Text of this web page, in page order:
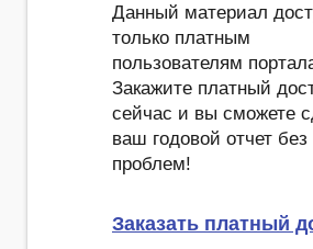
Данный материал
только платным
пользователям
Закажите платный
сейчас и вы сможете
ваш годовой отчет без
проблем!
Заказать платный